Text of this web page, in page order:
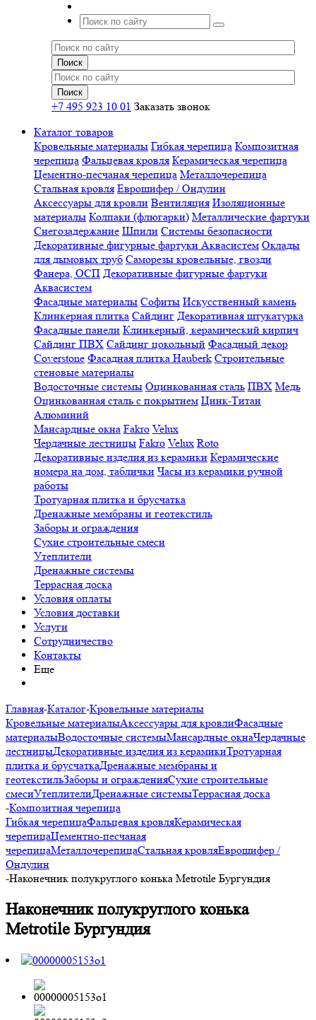
+7 495 923 10 01 Заказать звонок
Каталог товаров
Кровельные материалы Гибкая черепица Композитная
черепица Фальцевая кровля Керамическая черепица
Цементно-песчаная черепица Металлочерепица
Стальная кровля Еврошифер / Ондулин
Аксессуары для кровли Вентиляция Изоляционные
материалы Колпаки (флюгарки) Металлические фартуки
Снегозадержание Шпили Системы безопасности
Декоративные фигурные фартуки Аквасистем Оклады
для дымовых труб Саморезы кровельные, гвозди
Фанера, ОСП Декоративные фигурные фартуки
Аквасистем
Фасадные материалы Софиты Искусственный камень
Клинкерная плитка Сайдинг Декоративная штукатурка
Фасадные панели Клинкерный, керамический кирпич
Сайдинг ПВХ Сайдинг цокольный Фасадный декор
Coverstone Фасадная плитка Hauberk Строительные
стеновые материалы
Водосточные системы Оцинкованная сталь ПВХ Медь
Оцинкованная сталь с покрытием Цинк-Титан
Алюминий
Мансардные окна Fakro Velux
Чердачные лестницы Fakro Velux Roto
Декоративные изделия из керамики Керамические
номера на дом, таблички Часы из керамики ручной
работы
Тротуарная плитка и брусчатка
Дренажные мембраны и геотекстиль
Заборы и ограждения
Сухие строительные смеси
Утеплители
Дренажные системы
Террасная доска
Условия оплаты
Условия доставки
Услуги
Сотрудничество
Контакты
Еще
Главная-Каталог-Кровельные материалы
Кровельные материалыАксессуары для кровлиФасадные
материалыВодосточные системыМансардные окнаЧердачные
лестницыДекоративные изделия из керамикиТротуарная
плитка и брусчаткаДренажные мембраны и
геотекстильЗаборы и огражденияСухие строительные
смесиУтеплителиДренажные системыТеррасная доска
-Композитная черепица
Гибкая черепицаФальцевая кровляКерамическая
черепицаЦементно-песчаная
черепицаМеталлочерепицаСтальная кровляЕврошифер /
Ондулин
-Наконечник полукруглого конька Metrotile Бургундия
Наконечник полукруглого конька
Metrotile Бургундия